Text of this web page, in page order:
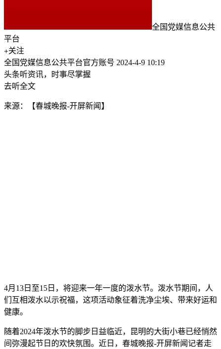
全国党媒信息公共
平台
关注
全国党媒信息公共平台官方账号 2024-4-9 10:19
头条听资讯，时事尽掌握
去听全文
来源：【春城晚报-开屏新闻】
4月13日至15日，将迎来一年一度的泼水节。泼水节期间，人
们互相泼水以示祝福，这项活动象征着洗净尘埃、带来好运和
健康。
随着2024年泼水节的脚步日益临近，昆明的大街小巷已经悄然
间弥漫起节日的欢快氛围。近日，春城晚报-开屏新闻记者走